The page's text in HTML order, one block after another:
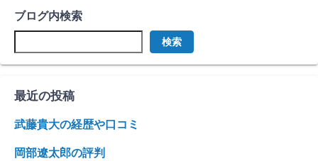
ブログ内検索
検索
最近の投稿
武藤貴大の経歴や口コミ
岡部遼太郎の評判